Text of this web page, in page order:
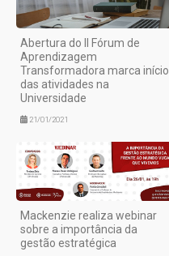
Abertura do II Fórum de
Aprendizagem
Transformadora marca início
das atividades na
Universidade
21/01/2021
Mackenzie realiza webinar
sobre a importância da
gestão estratégica